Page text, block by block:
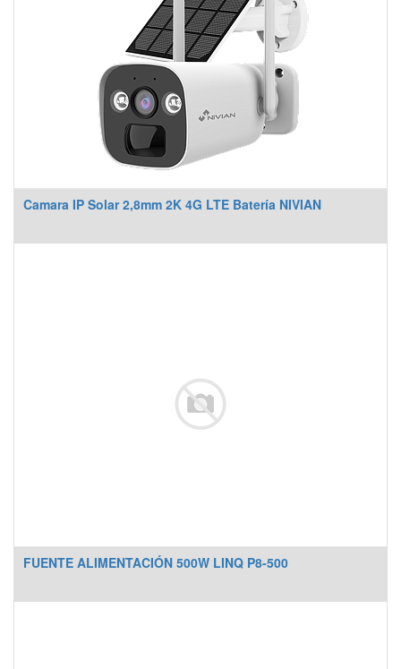
Camara IP Solar 2,8mm 2K 4G LTE Batería NIVIAN
FUENTE ALIMENTACIÓN 500W LINQ P8-500